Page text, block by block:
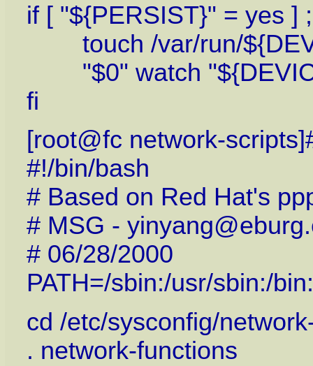
if [ "${PERSIST}" = yes ]
touch /var/run/
"$0" watch
fi
[root@fc network-
#!/bin/bash
# Based on Red Hat's
# MSG -
# 06/28/2000
PATH=/sbin:/usr/sbin:/
cd /etc/sysconfig/
. network-functions